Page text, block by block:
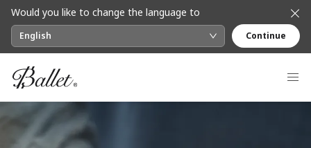
Would you like to change the language to
English Continue